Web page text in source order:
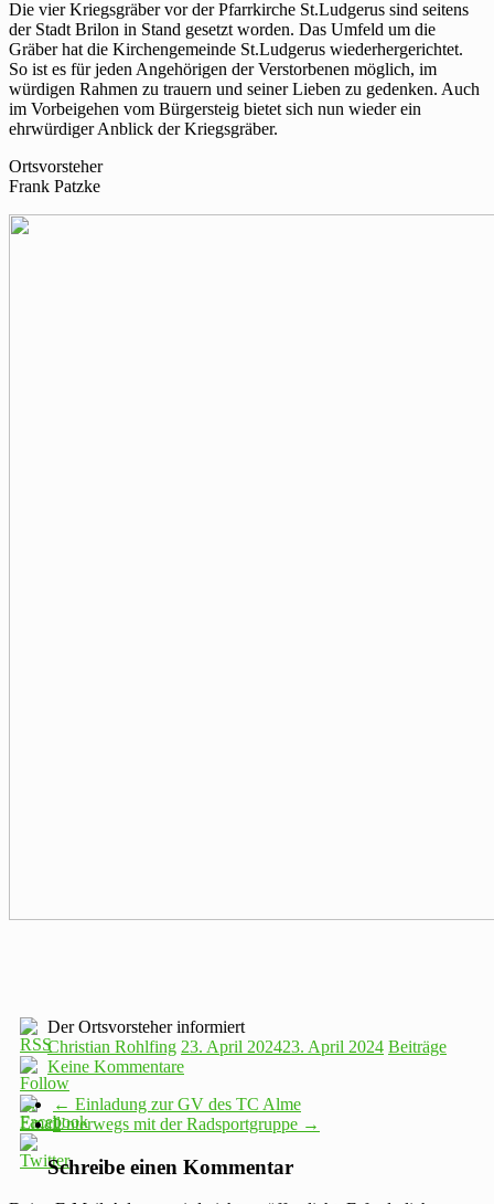
Die vier Kriegsgräber vor der Pfarrkirche St.Ludgerus sind seitens
der Stadt Brilon in Stand gesetzt worden. Das Umfeld um die
Gräber hat die Kirchengemeinde St.Ludgerus wiederhergerichtet.
So ist es für jeden Angehörigen der Verstorbenen möglich, im
würdigen Rahmen zu trauern und seiner Lieben zu gedenken. Auch
im Vorbeigehen vom Bürgersteig bietet sich nun wieder ein
ehrwürdiger Anblick der Kriegsgräber.
Ortsvorsteher
Frank Patzke
Der Ortsvorsteher informiert
Christian Rohlfing 23. April 202423. April 2024 Beiträge
Keine Kommentare
← Einladung zur GV des TC Alme
Unterwegs mit der Radsportgruppe →
Schreibe einen Kommentar